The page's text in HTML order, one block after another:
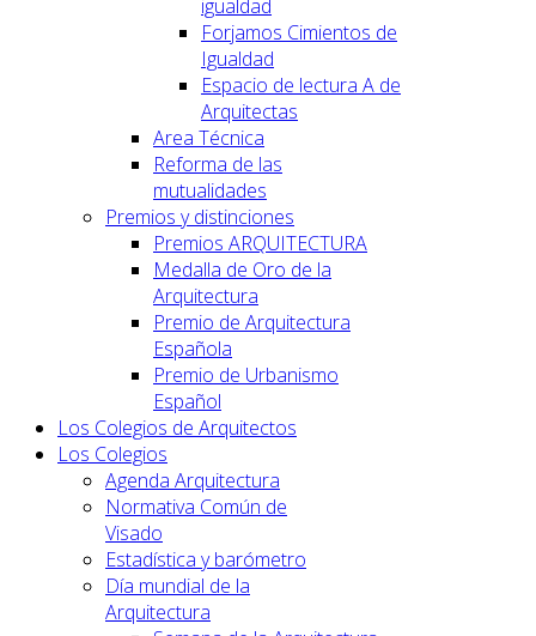
igualdad
Forjamos Cimientos de
Igualdad
Espacio de lectura A de
Arquitectas
Area Técnica
Reforma de las
mutualidades
Premios y distinciones
Premios ARQUITECTURA
Medalla de Oro de la
Arquitectura
Premio de Arquitectura
Española
Premio de Urbanismo
Español
Los Colegios de Arquitectos
Los Colegios
Agenda Arquitectura
Normativa Común de
Visado
Estadística y barómetro
Día mundial de la
Arquitectura